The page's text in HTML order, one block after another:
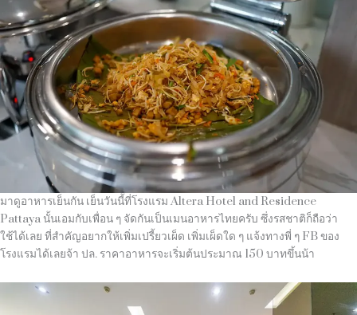
มาดูอาหารเย็นกัน เย็นวันนี้ที่โรงแรม Altera Hotel and Residence
Pattaya นั้นเอมกับเพื่อน ๆ จัดกันเป็นเมนอาหารไทยครับ ซึ่งรสชาติก็ถือว่า
ใช้ได้เลย ที่สำคัญอยากให้เพิ่มเปรี้ยวเผ็ด เพิ่มเผ็ดใด ๆ แจ้งทางพี่ ๆ FB ของ
โรงแรมได้เลยจ้า ปล. ราคาอาหารจะเริ่มต้นประมาณ 150 บาทขึ้นน้า